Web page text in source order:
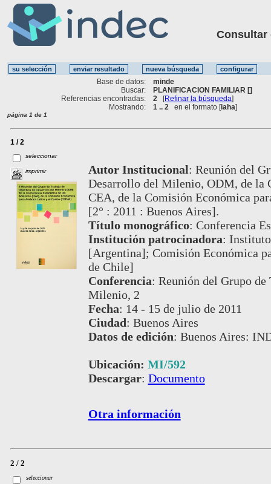
Consultar
Base de datos:
minde
Buscar:
PLANIFICACION FAMILIAR []
Referencias encontradas:
2 [Refinar la búsqueda]
Mostrando:
1 .. 2 en el formato [iaha]
página 1 de 1
1 / 2
seleccionar
imprimir Autor Institucional: Reunión del
Desarrollo del Milenio, ODM, de la
CEA, de la Comisión Económica
[2° : 2011 : Buenos Aires].
Título monográfico: Conferencia
Institución patrocinadora:
[Argentina]; Comisión Económica
de Chile]
Conferencia: Reunión del Grupo
Milenio, 2
Fecha: 14 - 15 de julio de 2011
Ciudad: Buenos Aires
Datos de edición: Buenos Aires:
Ubicación: MI/592
Descargar: Documento
Otra información
2 / 2
seleccionar